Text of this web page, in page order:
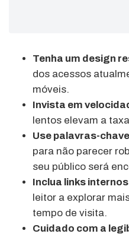
Tenha um design
dos acessos
móveis.
Invista em
lentos elevam a
Use palavras-
para não parecer
seu público será
Inclua links
leitor a explorar
tempo de visita.
Cuidado com a